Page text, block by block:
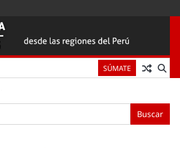
SÚMATE
Buscar